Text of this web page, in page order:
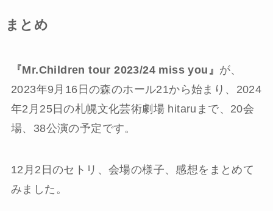
まとめ
『Mr.Children tour 2023/24 miss you』 が、
2023年9月16日の森のホール21から始まり、2024
年2月25日の札幌文化芸術劇場 hitaruまで、20会
場、38公演の予定です。
12月2日のセトリ、会場の様子、感想をまとめて
みました。